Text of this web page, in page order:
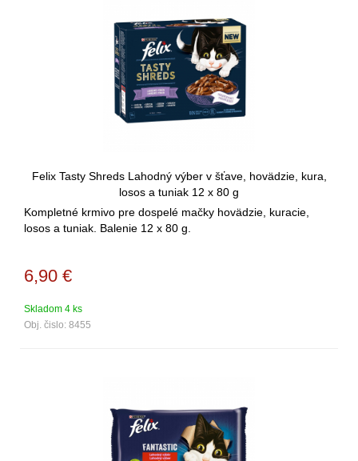
Felix Tasty Shreds Lahodný výber v šťave, hovädzie, kura,
losos a tuniak 12 x 80 g
Kompletné krmivo pre dospelé mačky hovädzie, kuracie,
losos a tuniak. Balenie 12 x 80 g.
6,90 €
Skladom 4 ks
Obj. čislo: 8455